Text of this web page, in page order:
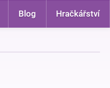
Blog Hračkářství